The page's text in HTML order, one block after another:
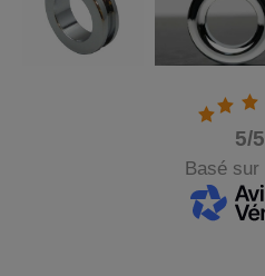
5/5
Basé sur